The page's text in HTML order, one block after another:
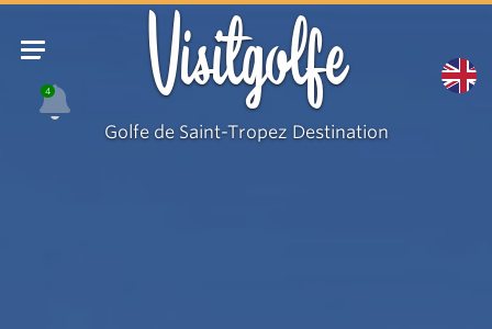
4 Visitgolfe
Golfe de Saint-Tropez Destination
Sarabelle